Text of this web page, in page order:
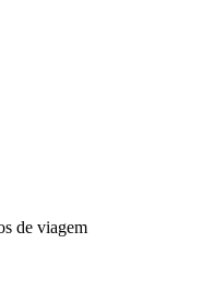
de viagem